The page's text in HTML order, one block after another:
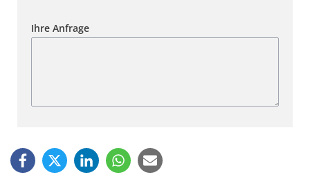
Ihre Anfrage